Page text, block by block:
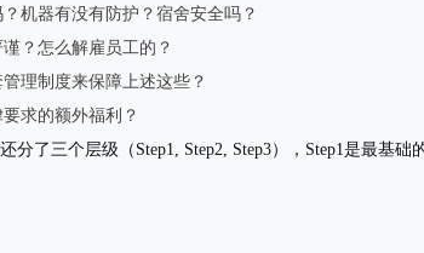
？机器有没有防护？宿舍安全吗？
谨？怎么解雇员工的？
管理制度来保障上述这些？
求的额外福利？
分了三个层级（Step1, Step2, Step3），Step1是最基